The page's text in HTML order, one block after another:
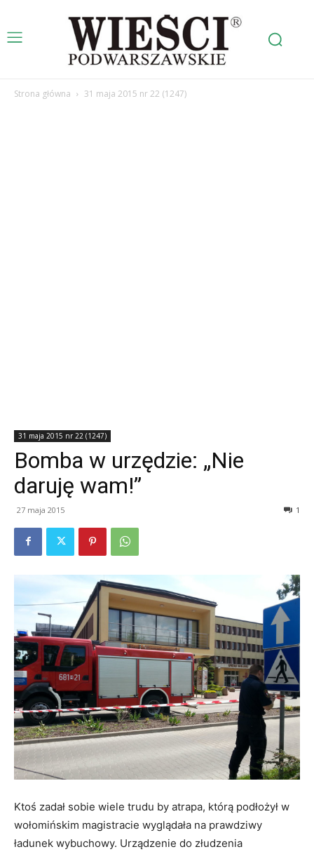
Strona główna 31 maja 2015 nr 22 (1247)
31 maja 2015 nr 22 (1247)
Bomba w urzędzie: „Nie
daruję wam!”
27 maja 2015 1
Ktoś zadał sobie wiele trudu by atrapa, którą podłożył w
wołomińskim magistracie wyglądała na prawdziwy
ładunek wybuchowy. Urządzenie do złudzenia